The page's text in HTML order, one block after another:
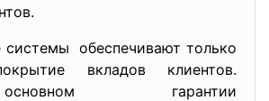
системы обеспечивают только
вкладов клиентов.
гарантии